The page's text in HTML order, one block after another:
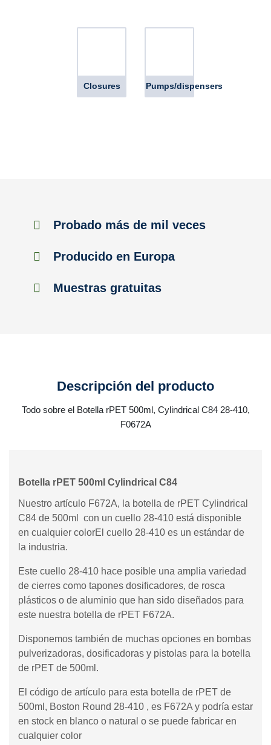
Closures Pumps/dispensers
Probado más de mil veces
Producido en Europa
Muestras gratuitas
Descripción del producto
Todo sobre el Botella rPET 500ml, Cylindrical C84 28-410,
F0672A
Botella rPET 500ml Cylindrical C84
Nuestro artículo F672A, la botella de rPET Cylindrical
C84 de 500ml con un cuello 28-410 está disponible
en cualquier colorEl cuello 28-410 es un estándar de
la industria.
Este cuello 28-410 hace posible una amplia variedad
de cierres como tapones dosificadores, de rosca
plásticos o de aluminio que han sido diseñados para
este nuestra botella de rPET F672A.
Disponemos también de muchas opciones en bombas
pulverizadoras, dosificadoras y pistolas para la botella
de rPET de 500ml.
El código de artículo para esta botella de rPET de
500ml, Boston Round 28-410 , es F672A y podría estar
en stock en blanco o natural o se puede fabricar en
cualquier color